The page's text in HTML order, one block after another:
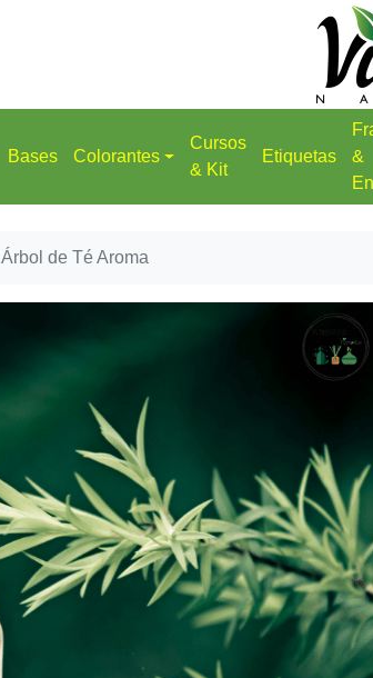
Bases Colorantes
Cursos
& Kit
Etiquetas
&
Árbol de Té Aroma